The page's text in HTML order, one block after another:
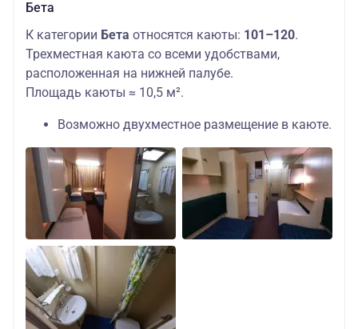
Бета
К категории Бета относятся каюты: 101–120.
Трехместная каюта со всеми удобствами,
расположенная на нижней палубе.
Площадь каюты ≈ 10,5 м².
Возможно двухместное размещение в каюте.